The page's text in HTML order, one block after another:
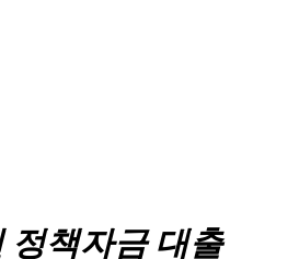
정책자금 대출